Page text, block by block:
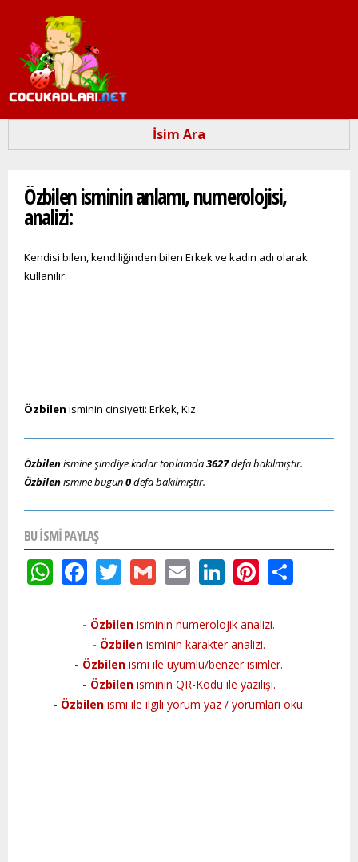
İsim Ara
Özbilen isminin anlamı, numerolojisi,
analizi:
Kendisi bilen, kendiliğinden bilen Erkek ve kadın adı olarak
kullanılır.
Özbilen isminin cinsiyeti: Erkek, Kız
Özbilenismine şimdiye kadar toplamda3627defa bakılmıştır.
Özbilenismine bugün0defa bakılmıştır.
BU ISMI PAYLAŞ
WhatsApp
Facebook
Twitter
GmailEmailLinkedIn
- Özbilen isminin numerolojik analizi.
- Özbilen isminin karakter analizi.
- Özbilen ismi ile uyumlu/benzer isimler.
- Özbilenisminin QR-Kodu ile yazılışı.
- Özbilenismi ile ilgili yorum yaz / yorumları oku.